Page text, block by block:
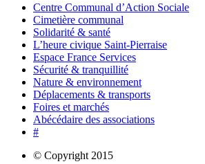
Centre Communal d’Action Sociale
Cimetière communal
Solidarité & santé
L’heure civique Saint-Pierraise
Espace France Services
Sécurité & tranquillité
Nature & environnement
Déplacements & transports
Foires et marchés
Abécédaire des associations
#
© Copyright 2015